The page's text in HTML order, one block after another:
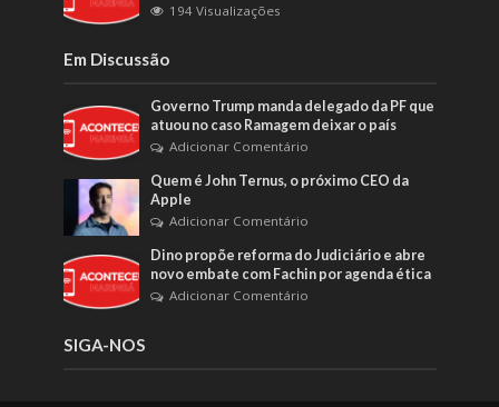
194 Visualizações
Em Discussão
Governo Trump manda delegado da PF que
atuou no caso Ramagem deixar o país
Adicionar Comentário
Quem é John Ternus, o próximo CEO da
Apple
Adicionar Comentário
Dino propõe reforma do Judiciário e abre
novo embate com Fachin por agenda ética
Adicionar Comentário
SIGA-NOS